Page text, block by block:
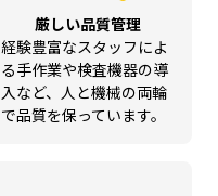
厳しい品質管理
経験豊富なスタッフによ
る手作業や検査機器の導
入など、人と機械の両輪
で品質を保っています。